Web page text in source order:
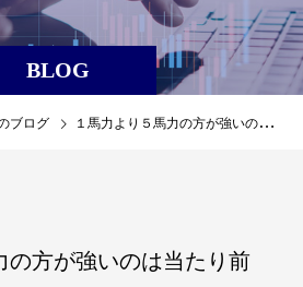
BLOG
ブログ １馬力より５馬力の方が強いのは当たり前
の方が強いのは当たり前